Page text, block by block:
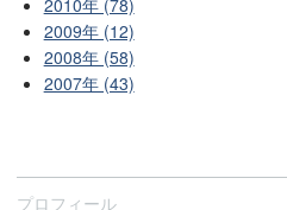
2010年 (78)
2009年 (12)
2008年 (58)
2007年 (43)
プロフィール